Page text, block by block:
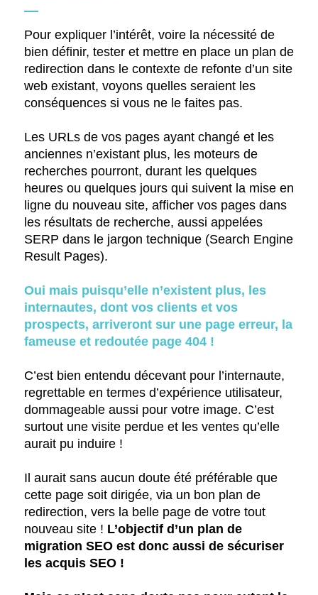
Pour expliquer l’intérêt, voire la nécessité de
bien définir, tester et mettre en place un plan de
redirection dans le contexte de refonte d’un site
web existant, voyons quelles seraient les
conséquences si vous ne le faites pas.
Les URLs de vos pages ayant changé et les
anciennes n’existant plus, les moteurs de
recherches pourront, durant les quelques
heures ou quelques jours qui suivent la mise en
ligne du nouveau site, afficher vos pages dans
les résultats de recherche, aussi appelées
SERP dans le jargon technique (Search Engine
Result Pages).
Oui mais puisqu’elle n’existent plus, les
internautes, dont vos clients et vos
prospects, arriveront sur une page erreur, la
fameuse et redoutée page 404 !
C’est bien entendu décevant pour l’internaute,
regrettable en termes d’expérience utilisateur,
dommageable aussi pour votre image. C’est
surtout une visite perdue et les ventes qu’elle
aurait pu induire !
Il aurait sans aucun doute été préférable que
cette page soit dirigée, via un bon plan de
redirection, vers la belle page de votre tout
nouveau site ! L’objectif d’un plan de
migration SEO est donc aussi de sécuriser
les acquis SEO !